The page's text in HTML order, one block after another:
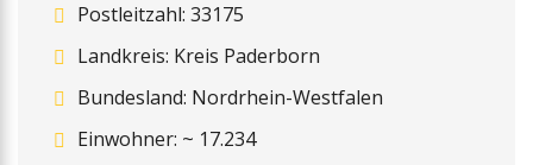
Postleitzahl: 33175
Landkreis: Kreis Paderborn
Bundesland: Nordrhein-Westfalen
Einwohner: ~ 17.234